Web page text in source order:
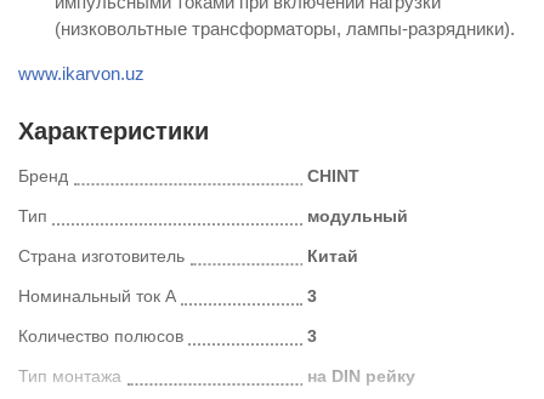
(низковольтные трансформаторы, лампы-разрядники).
www.ikarvon.uz
Характеристики
Бренд CHINT
Тип модульный
Страна изготовитель Китай
Номинальный ток А 3
Количество полюсов 3
Тип монтажа на DIN рейку